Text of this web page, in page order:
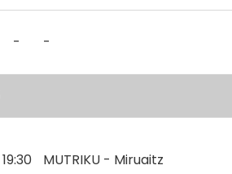
- -
19:30 MUTRIKU - Miruaitz